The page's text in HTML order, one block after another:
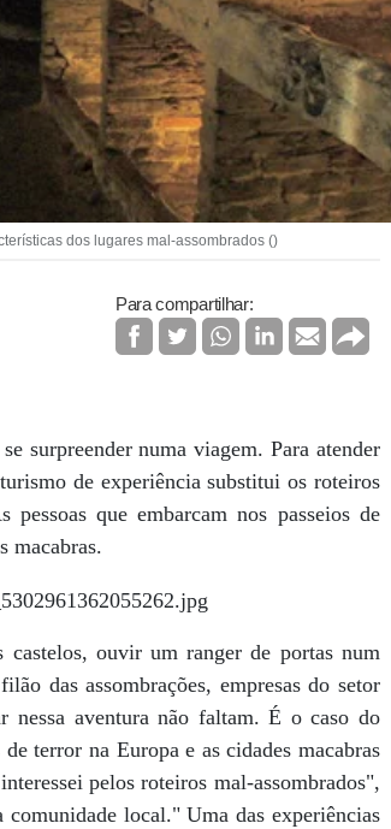
dos lugares mal-assombrados ()
Para compartilhar:
surpreender numa viagem. Para atender
de experiência substitui os roteiros
que embarcam nos passeios de
macabras.
ouvir um ranger de portas num
das assombrações, empresas do setor
nessa aventura não faltam. É o caso do
terror na Europa e as cidades macabras
pelos roteiros mal-assombrados",
local." Uma das experiências